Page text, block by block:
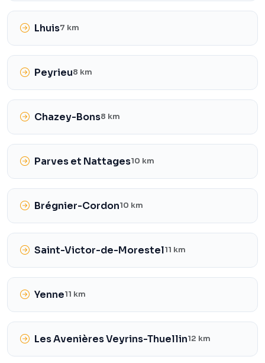
Lhuis7 km
Peyrieu8 km
Chazey-Bons8 km
Parves et Nattages10 km
Brégnier-Cordon10 km
Saint-Victor-de-Morestel11 km
Yenne11 km
Les Avenières Veyrins-Thuellin12 km